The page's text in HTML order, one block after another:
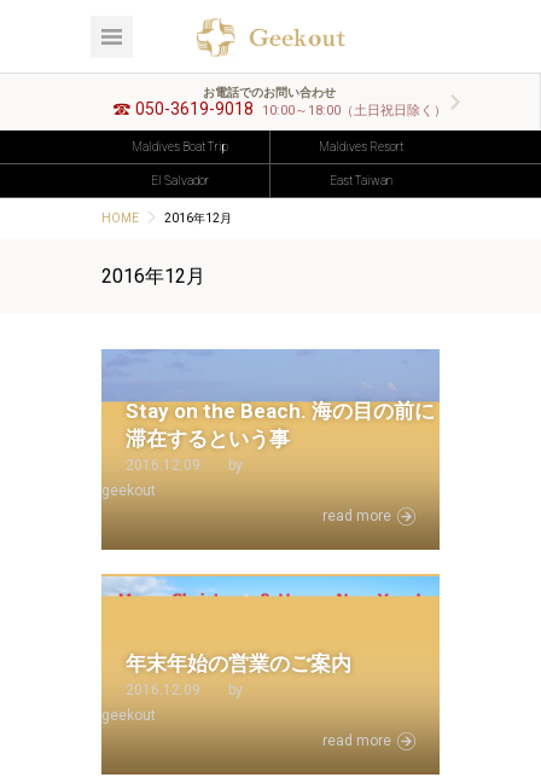
お電話でのお問い合わせ
050-3619-9018 10:00～18:00（土日祝日除く）
Maldives Boat Trip Maldives Resort
El Salvador East Taiwan
HOME 2016年12月
2016年12月
Stay on the Beach. 海の目の前に
滞在するという事
2016.12.09
by
geekout
read more
年末年始の営業のご案内
2016.12.09
by
geekout
read more